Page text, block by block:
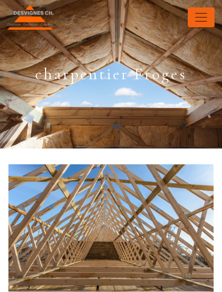
Panneau de gestion des cookies
charpentier Froges